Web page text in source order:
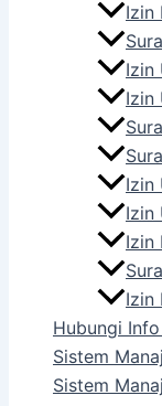
Izin
Izin
Izin
Izin
Izin
Izin
Izin
Hubungi
Sistem
Sistem